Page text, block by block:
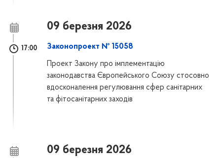
09 березня 2026
17:00 Законопроект № 15058
Проект Закону про імплементацію
законодавства Європейського Союзу стосовно
вдосконалення регулювання сфер санітарних
та фітосанітарних заходів
09 березня 2026